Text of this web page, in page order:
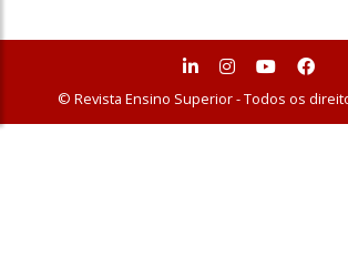
© Revista Ensino Superior - Todos os